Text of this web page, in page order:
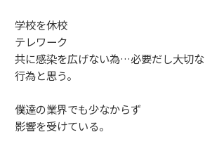
学校を休校
テレワーク
共に感染を広げない為…必要だし大切な
行為と思う。
僕達の業界でも少なからず
影響を受けている。